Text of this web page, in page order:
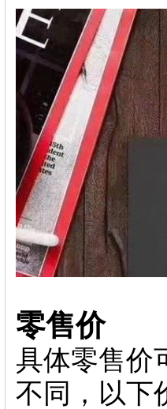
零售价
具体零售价
不同，以下